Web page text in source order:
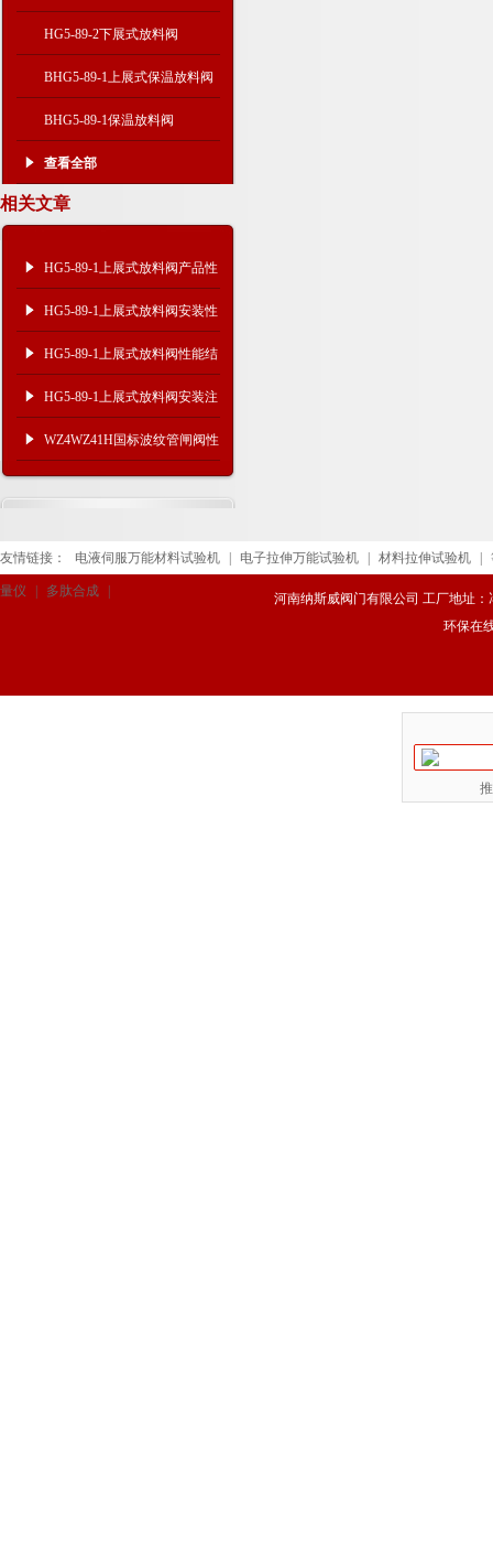
HG5-89-2下展式放料阀
BHG5-89-1上展式保温放料阀
BHG5-89-1保温放料阀
查看全部
相关文章
HG5-89-1上展式放料阀产品性
能及安装事项
HG5-89-1上展式放料阀安装性
能
HG5-89-1上展式放料阀性能结
构
HG5-89-1上展式放料阀安装注
意事项
WZ4WZ41H国标波纹管闸阀性
能参数
友情链接： 电液伺服万能材料试验机 电子拉伸万能试验机 材料拉伸试验机
量仪 多肽合成
河南纳斯威阀门有限公司 工厂地址：
环保在